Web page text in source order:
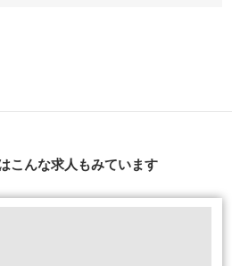
こんな求人もみています